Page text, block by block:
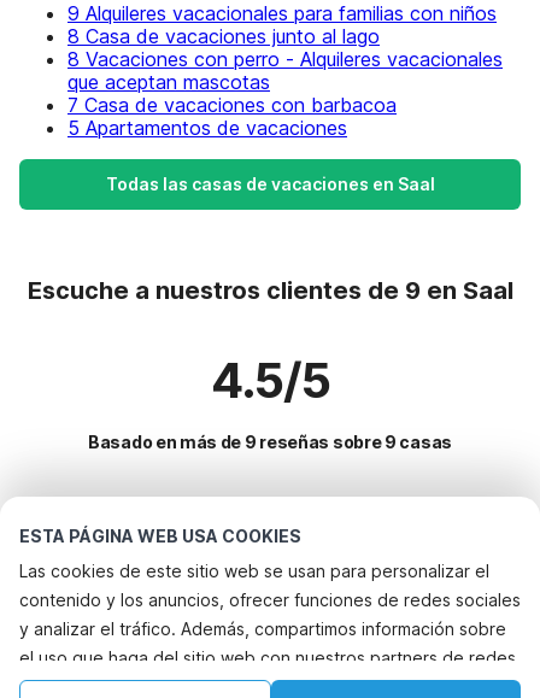
ESTA PÁGINA WEB USA COOKIES
Las cookies de este sitio web se usan para personalizar el
contenido y los anuncios, ofrecer funciones de redes sociales
y analizar el tráfico. Además, compartimos información sobre
el uso que haga del sitio web con nuestros partners de redes
sociales, publicidad y análisis web, quienes pueden
9 Alquileres vacacionales para familias con niños
8 Casa de vacaciones junto al lago
8 Vacaciones con perro - Alquileres vacacionales
que aceptan mascotas
7 Casa de vacaciones con barbacoa
5 Apartamentos de vacaciones
Todas las casas de vacaciones en Saal
Escuche a nuestros clientes de 9 en Saal
4.5/5
Basado en más de 9 reseñas sobre 9 casas
Destinos más populares para vacaciones
Ciudades con los mejores servicios para vacaciones
Casa de vacaciones junto al mar ahrenshoop
Casa de vacaciones junto al mar prerow
Servicios populares para vacaciones en Saal
Ciudades populares para vacaciones en Fischland-darss-